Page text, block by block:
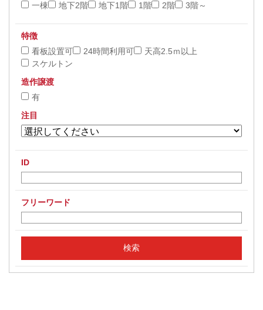
一棟
地下2階 地下1階 1階 2階 3階～
特徴
看板設置可
24時間利用可
天高2.5ｍ以上
スケルトン
造作譲渡
有
注目
ID
フリーワード